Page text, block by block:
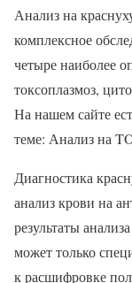
Анализ на
комплексное
четыре наиболее
токсоплазмоз,
На нашем сайте
теме: Анализ на
Диагностика
анализ крови на
результаты
может только
к расшифровке